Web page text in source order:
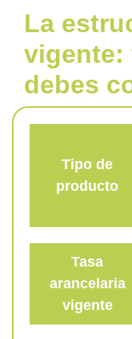
La
vigente:
debes
Tipo de
producto
Tasa
arancelaria
vigente